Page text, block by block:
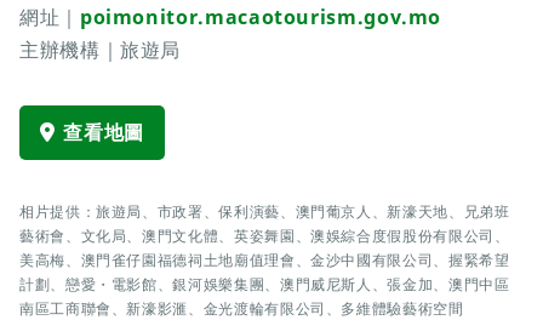
網址｜ poimonitor.macaotourism.gov.mo
主辦機構｜旅遊局
查看地圖
相片提供：旅遊局、市政署、保利演藝、澳門葡京人、新濠天地、兄弟班
藝術會、文化局、澳門文化體、英姿舞園、澳娛綜合度假股份有限公司、
美高梅、澳門雀仔園福德祠土地廟值理會、金沙中國有限公司、握緊希望
計劃、戀愛・電影館、銀河娛樂集團、澳門威尼斯人、張金加、澳門中區
南區工商聯會、新濠影滙、金光渡輪有限公司、多維體驗藝術空間